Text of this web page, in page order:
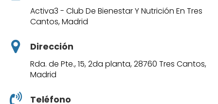
Activa3 - Club De Bienestar Y Nutrición En Tres
Cantos, Madrid
Dirección
Rda. de Pte., 15, 2da planta, 28760 Tres Cantos,
Madrid
Teléfono